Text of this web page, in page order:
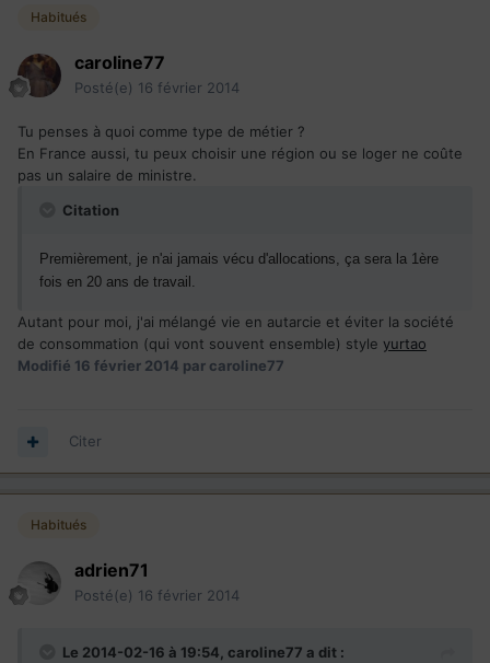
Habitués
caroline77
Posté(e) 16 février 2014
Tu penses à quoi comme type de métier ?
En France aussi, tu peux choisir une région ou se loger ne coûte
pas un salaire de ministre.
Citation
Premièrement, je n'ai jamais vécu d'allocations, ça sera la 1ère
fois en 20 ans de travail.
Autant pour moi, j'ai mélangé vie en autarcie et éviter la société
de consommation (qui vont souvent ensemble) style yurtao
Modifié 16 février 2014 par caroline77
Citer
Habitués
adrien71
Posté(e) 16 février 2014
Le 2014-02-16 à 19:54, caroline77 a dit :